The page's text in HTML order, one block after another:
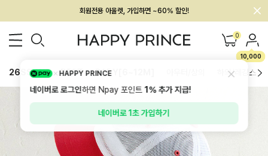
회원전용 아울렛, 가입하면 ~60% 할인!
멤버십 최대 28,000원 혜택 0
10,000
26SS 신상 BEST BABY[6~12M] 하의/레깅스
HAPPY PRINCE
네이버로 로그인하면 Npay 포인트1%추가 지급!
네이버로 1초 가입하기